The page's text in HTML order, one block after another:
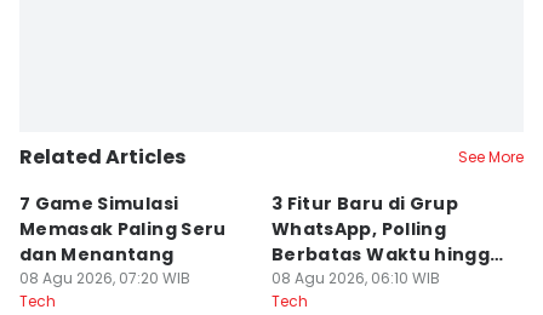
Related Articles See More
7 Game Simulasi
Memasak Paling Seru
dan Menantang
08 Agu 2026, 07:20 WIB
Tech
3 Fitur Baru di Grup
WhatsApp, Polling
Berbatas Waktu hingga
@semua
08 Agu 2026, 06:10 WIB
Tech